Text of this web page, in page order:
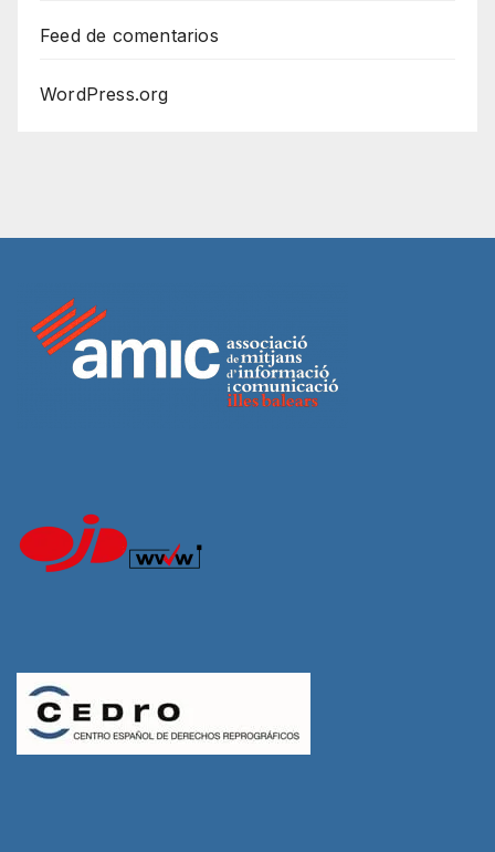
Feed de comentarios
WordPress.org